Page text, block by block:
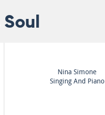
Nina Simone
Singing And Piano